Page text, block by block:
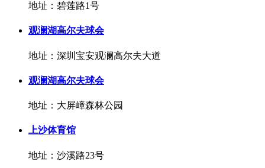
地址：碧莲路1号
观澜湖高尔夫球会
地址：深圳宝安观澜高尔夫大道
观澜湖高尔夫球会
地址：大屏嶂森林公园
上沙体育馆
地址：沙溪路23号